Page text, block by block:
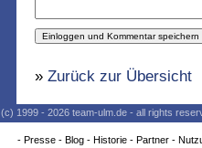
» Zurück zur Übersicht
(c) 1999 - 2026 team-ulm.de - all rights
- Presse- Blog- Historie- Partner-